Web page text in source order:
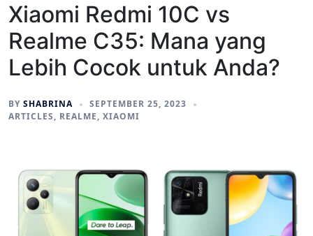
Xiaomi Redmi 10C vs
Realme C35: Mana yang
Lebih Cocok untuk Anda?
BY SHABRINA
SEPTEMBER 25, 2023
ARTICLES, REALME, XIAOMI